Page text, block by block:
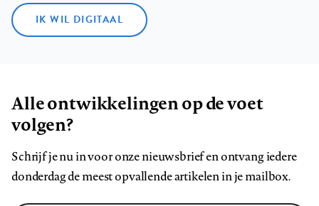
IK WIL DIGITAAL
Alle ontwikkelingen op de voet
volgen?
Schrijf je nu in voor onze nieuwsbrief en ontvang iedere
donderdag de meest opvallende artikelen in je mailbox.